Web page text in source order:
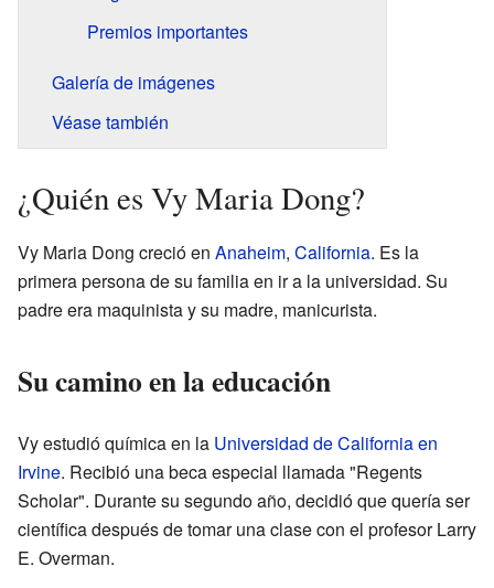
Premios importantes
Galería de imágenes
Véase también
¿Quién es Vy Maria Dong?
Vy Maria Dong creció en Anaheim, California. Es la
primera persona de su familia en ir a la universidad. Su
padre era maquinista y su madre, manicurista.
Su camino en la educación
Vy estudió química en la Universidad de California en
Irvine. Recibió una beca especial llamada "Regents
Scholar". Durante su segundo año, decidió que quería ser
científica después de tomar una clase con el profesor Larry
E. Overman.